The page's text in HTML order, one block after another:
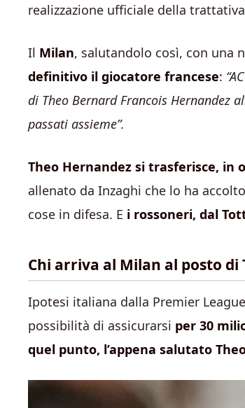
realizzazione ufficiale della
Il Milan, salutandolo così, con una
definitivo il giocatore francese:
di Theo Bernard Francois Hernandez
passati assieme”.
Theo Hernandez si trasferisce, in
allenato da Inzaghi che lo ha
cose in difesa. E i rossoneri, dal
Chi arriva al Milan al posto
Ipotesi italiana dalla Premier
possibilità di assicurarsi per 30
quel punto, l’appena salutato